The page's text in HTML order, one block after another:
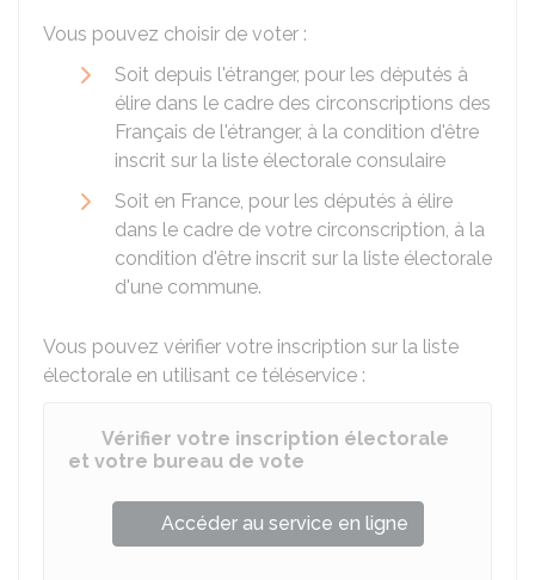
Vous pouvez choisir de voter :
Soit depuis l'étranger, pour les députés à
élire dans le cadre des circonscriptions des
Français de l'étranger, à la condition d'être
inscrit sur la liste électorale consulaire
Soit en France, pour les députés à élire
dans le cadre de votre circonscription, à la
condition d'être inscrit sur la liste électorale
d'une commune.
Vous pouvez vérifier votre inscription sur la liste
électorale en utilisant ce téléservice :
Vérifier votre inscription électorale
et votre bureau de vote
Accéder au service en ligne